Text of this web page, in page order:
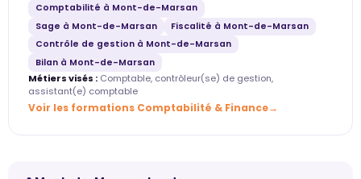
Comptabilité à Mont-de-Marsan
Sage à Mont-de-Marsan
Fiscalité à Mont-de-Marsan
Contrôle de gestion à Mont-de-Marsan
Bilan à Mont-de-Marsan
Métiers visés : Comptable, contrôleur(se) de gestion,
assistant(e) comptable
Voir les formations Comptabilité & Finance